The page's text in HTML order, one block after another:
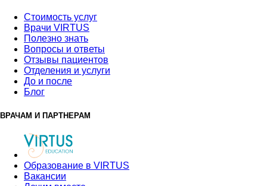
Стоимость услуг
Врачи VIRTUS
Полезно знать
Вопросы и ответы
Отзывы пациентов
Отделения и услуги
До и после
Блог
ВРАЧАМ И ПАРТНЕРАМ
Образование в VIRTUS
Вакансии